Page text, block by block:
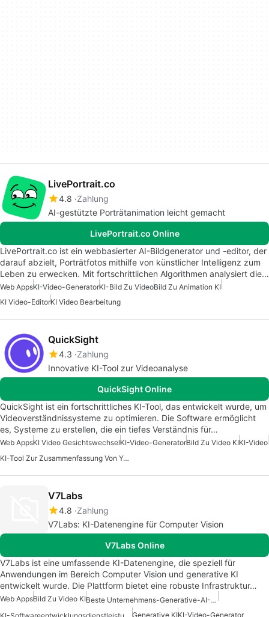
LivePortrait.co
4.8 Zahlung
AI-gestützte Porträtanimation leicht gemacht
LivePortrait.co Online
LivePortrait.co ist ein webbasierter AI-Bildgenerator und -editor, der
darauf abzielt, Porträtfotos mithilfe von künstlicher Intelligenz zum
Leben zu erwecken. Mit fortschrittlichen Algorithmen analysiert die…
Web AppsKI-Video-GeneratorKI-Bild Zu VideoBild Zu Animation KI
KI Video-EditorKI Video Bearbeitung
QuickSight
4.3 Zahlung
Innovative KI-Tool zur Videoanalyse
QuickSight Online
QuickSight ist ein fortschrittliches KI-Tool, das entwickelt wurde, um
Videoverständnissysteme zu optimieren. Die Software ermöglicht
es, Systeme zu erstellen, die ein tiefes Verständnis für…
Web AppsKI Video GesichtswechselKI-Video-GeneratorBild Zu Video KIKI-Video
KI-Tool Zur Zusammenfassung Von YouTube-Videos
V7Labs
4.8 Zahlung
V7Labs: KI-Datenengine für Computer Vision
V7Labs Online
V7Labs ist eine umfassende KI-Datenengine, die speziell für
Anwendungen im Bereich Computer Vision und generative KI
entwickelt wurde. Die Plattform bietet eine robuste Infrastruktur…
Web AppsBild Zu Video KI
Beste Unternehmens-Generative-AI-Tools
Generative KIKI-Video-Generator